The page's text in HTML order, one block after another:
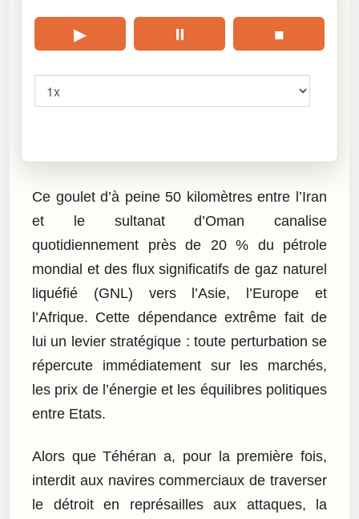
▶ ⏸ ■
Ce goulet d’à peine 50 kilomètres entre l’Iran
et le sultanat d’Oman canalise
quotidiennement près de 20 % du pétrole
mondial et des flux significatifs de gaz naturel
liquéfié (GNL) vers l’Asie, l’Europe et
l’Afrique. Cette dépendance extrême fait de
lui un levier stratégique : toute perturbation se
répercute immédiatement sur les marchés,
les prix de l’énergie et les équilibres politiques
entre Etats.
Alors que Téhéran a, pour la première fois,
interdit aux navires commerciaux de traverser
le détroit en représailles aux attaques, la